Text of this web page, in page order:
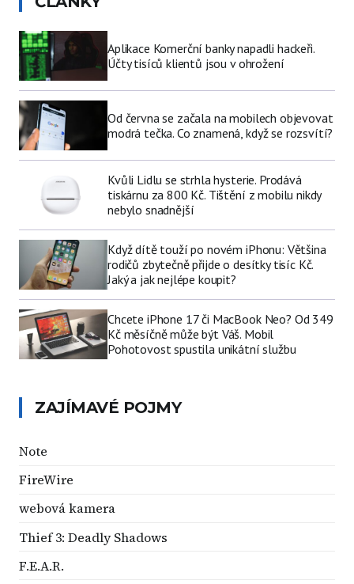
Aplikace Komerční banky napadli hackeři.
Účty tisíců klientů jsou v ohrožení
Od června se začala na mobilech objevovat
modrá tečka. Co znamená, když se rozsvítí?
Kvůli Lidlu se strhla hysterie. Prodává
tiskárnu za 800 Kč. Tištění z mobilu nikdy
nebylo snadnější
Když dítě touží po novém iPhonu: Většina
rodičů zbytečně přijde o desítky tisíc Kč.
Jaký a jak nejlépe koupit?
Chcete iPhone 17 či MacBook Neo? Od 349
Kč měsíčně může být Váš. Mobil
Pohotovost spustila unikátní službu
ZAJÍMAVÉ POJMY
Note
FireWire
webová kamera
Thief 3: Deadly Shadows
F.E.A.R.